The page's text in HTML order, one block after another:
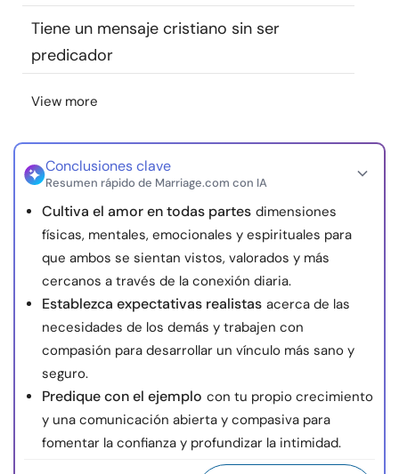
Sobre nosotros
Tiene un mensaje cristiano sin ser
predicador
View more
Conclusiones clave
Resumen rápido de Marriage.com con IA
Cultiva el amor en todas partes dimensiones
físicas, mentales, emocionales y espirituales para
que ambos se sientan vistos, valorados y más
cercanos a través de la conexión diaria.
Establezca expectativas realistas acerca de las
necesidades de los demás y trabajen con
compasión para desarrollar un vínculo más sano y
seguro.
Predique con el ejemplo con tu propio crecimiento
y una comunicación abierta y compasiva para
fomentar la confianza y profundizar la intimidad.